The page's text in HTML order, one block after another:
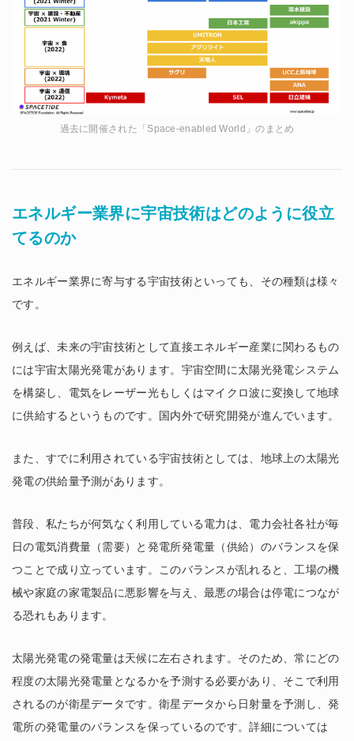
過去に開催された「Space-enabled World」のまとめ
エネルギー業界に宇宙技術はどのように役立
てるのか
エネルギー業界に寄与する宇宙技術といっても、その種類は様々
です。
例えば、未来の宇宙技術として直接エネルギー産業に関わるもの
には宇宙太陽光発電があります。宇宙空間に太陽光発電システム
を構築し、電気をレーザー光もしくはマイクロ波に変換して地球
に供給するというものです。国内外で研究開発が進んでいます。
また、すでに利用されている宇宙技術としては、地球上の太陽光
発電の供給量予測があります。
普段、私たちが何気なく利用している電力は、電力会社各社が毎
日の電気消費量（需要）と発電所発電量（供給）のバランスを保
つことで成り立っています。このバランスが乱れると、工場の機
械や家庭の家電製品に悪影響を与え、最悪の場合は停電につなが
る恐れもあります。
太陽光発電の発電量は天候に左右されます。そのため、常にどの
程度の太陽光発電量となるかを予測する必要があり、そこで利用
されるのが衛星データです。衛星データから日射量を予測し、発
電所の発電量のバランスを保っているのです。詳細については